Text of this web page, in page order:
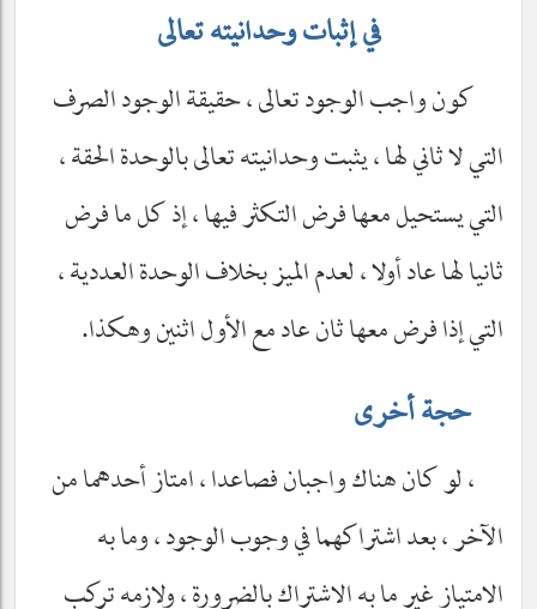
في إثبات وحدانيته تعالى
كون واجب الوجود تعالى ، حقيقة الوجود الصرف
التي لا ثاني لها ، يثبت وحدانيته تعالى بالوحدة الحقة ،
التي يستحيل معها فرض التكثر فيها ، إذ كل ما فرض
ثانيا لها عاد أولا ، لعدم الميز بخلاف الوحدة العددية ،
التي إذا فرض معها ثان عاد مع الأول اثنين وهكذا.
حجة أخرى
، لو كان هناك واجبان فصاعدا ، امتاز أحدهما من
الآخر ، بعد اشتراكهما في وجوب الوجود ، وما به